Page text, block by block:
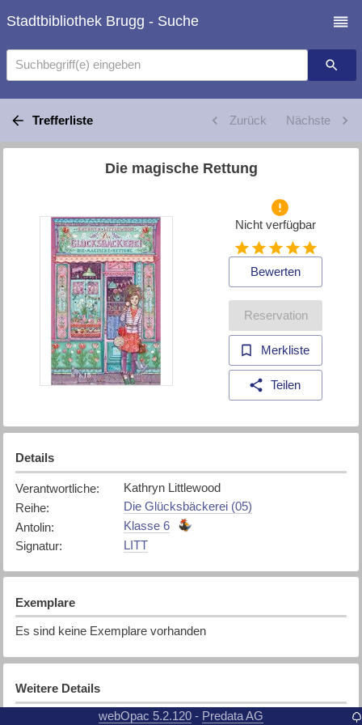
Stadtbibliothek Brugg - Suche
Suchbegriff(e) eingeben
Trefferliste Zurück Nächste
Die magische Rettung
Nicht verfügbar
Bewerten
Reservation
Merkliste
Teilen
Details
Verantwortliche:
Kathryn Littlewood
Reihe:
Die Glücksbäckerei (05)
Antolin:
Klasse 6
Signatur: LITT
Exemplare
Es sind keine Exemplare vorhanden
Weitere Details
Littlewood, Kathryn
webOpac 5.2.120 - Predata AG